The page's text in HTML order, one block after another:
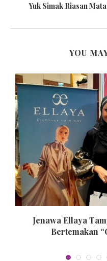
Yuk Simak Riasan
YOU
Jenawa Ellaya
Bertemakan